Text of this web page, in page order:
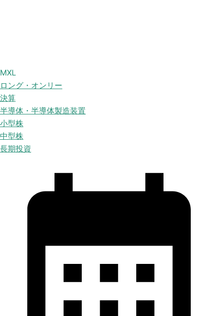
MXL
ロング・オンリー
決算
半導体・半導体製造装置
小型株
中型株
長期投資